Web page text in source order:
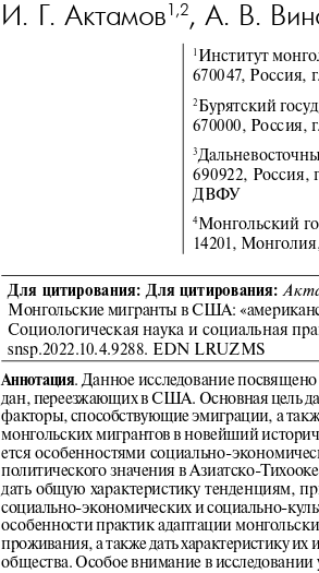
И. Г. Актамов1,2, А. В.
1 Институт
670047, Россия,
2 Бурятский
670000, Россия,
3
690922, Россия,
ДВФУ
4 Монгольский
14201,
Для цитирования: Для цитирования:
Монгольские мигранты в США:
Социологическая наука и социальная
snsp.2022.10.4.9288. EDN LRUZMS
Аннотация. Данное исследование
дан, переезжающих в США. Основная цель
факторы, способствующие эмиграции, а
монгольских мигрантов в новейший
ется особенностями социально-
политического значения в Азиатско-
дать общую характеристику тенденциям,
социально-экономических и социально-
особенности практик адаптации
проживания, а также дать характеристику
общества. Особое внимание в исследовании